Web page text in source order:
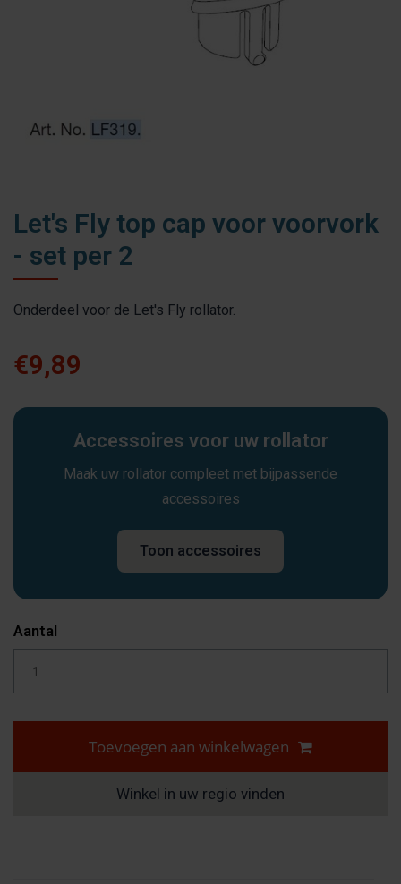
Let's Fly top cap voor voorvork
- set per 2
Onderdeel voor de Let's Fly rollator.
€9,89
Accessoires voor uw rollator
Maak uw rollator compleet met bijpassende
accessoires
Toon accessoires
Aantal
Toevoegen aan winkelwagen
Winkel in uw regio vinden